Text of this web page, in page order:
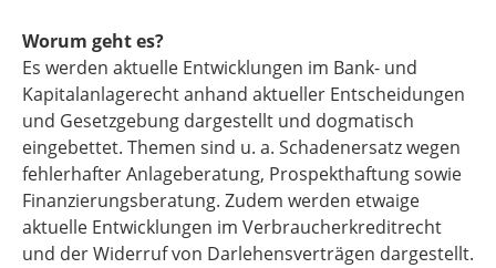
Worum geht es?
Es werden aktuelle Entwicklungen im Bank- und
Kapitalanlagerecht anhand aktueller Entscheidungen
und Gesetzgebung dargestellt und dogmatisch
eingebettet. Themen sind u. a. Schadenersatz wegen
fehlerhafter Anlageberatung, Prospekthaftung sowie
Finanzierungsberatung. Zudem werden etwaige
aktuelle Entwicklungen im Verbraucherkreditrecht
und der Widerruf von Darlehensverträgen dargestellt.